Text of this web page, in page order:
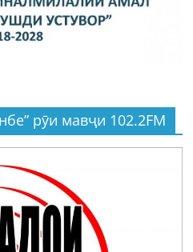
рӯи мавҷи 102.2FM